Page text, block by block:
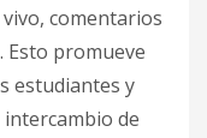
comentarios
Esto promueve
estudiantes y
de